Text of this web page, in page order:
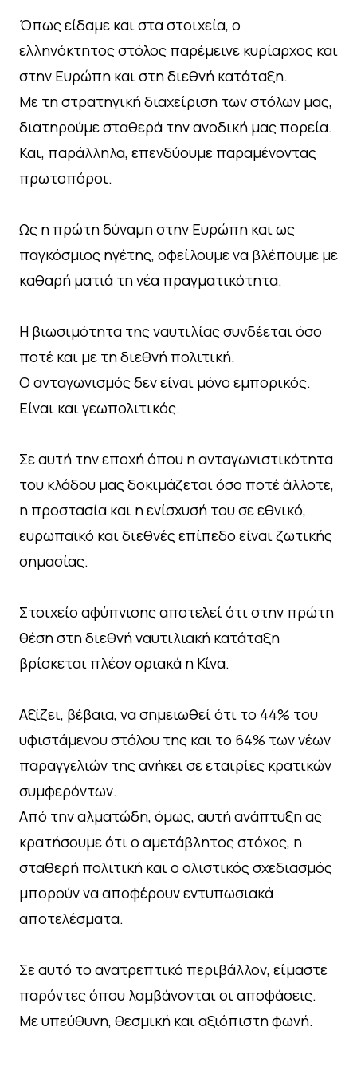
Όπως είδαμε και στα στοιχεία, ο
ελληνόκτητος στόλος παρέμεινε κυρίαρχος και
στην Ευρώπη και στη διεθνή κατάταξη.
Με τη στρατηγική διαχείριση των στόλων μας,
διατηρούμε σταθερά την ανοδική μας πορεία.
Και, παράλληλα, επενδύουμε παραμένοντας
πρωτοπόροι.
Ως η πρώτη δύναμη στην Ευρώπη και ως
παγκόσμιος ηγέτης, οφείλουμε να βλέπουμε με
καθαρή ματιά τη νέα πραγματικότητα.
Η βιωσιμότητα της ναυτιλίας συνδέεται όσο
ποτέ και με τη διεθνή πολιτική.
Ο ανταγωνισμός δεν είναι μόνο εμπορικός.
Είναι και γεωπολιτικός.
Σε αυτή την εποχή όπου η ανταγωνιστικότητα
του κλάδου μας δοκιμάζεται όσο ποτέ άλλοτε,
η προστασία και η ενίσχυσή του σε εθνικό,
ευρωπαϊκό και διεθνές επίπεδο είναι ζωτικής
σημασίας.
Στοιχείο αφύπνισης αποτελεί ότι στην πρώτη
θέση στη διεθνή ναυτιλιακή κατάταξη
βρίσκεται πλέον οριακά η Κίνα.
Αξίζει, βέβαια, να σημειωθεί ότι το 44% του
υφιστάμενου στόλου της και το 64% των νέων
παραγγελιών της ανήκει σε εταιρίες κρατικών
συμφερόντων.
Από την αλματώδη, όμως, αυτή ανάπτυξη ας
κρατήσουμε ότι ο αμετάβλητος στόχος, η
σταθερή πολιτική και ο ολιστικός σχεδιασμός
μπορούν να αποφέρουν εντυπωσιακά
αποτελέσματα.
Σε αυτό το ανατρεπτικό περιβάλλον, είμαστε
παρόντες όπου λαμβάνονται οι αποφάσεις.
Με υπεύθυνη, θεσμική και αξιόπιστη φωνή.